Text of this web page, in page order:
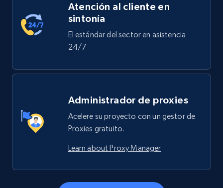
Atención al cliente en
sintonía
El estándar del sector en asistencia
24/7
Administrador de proxies
Acelere su proyecto con un gestor de
Proxies gratuito.
Learn about Proxy Manager